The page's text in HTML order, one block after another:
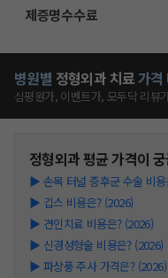
제증명수수료
병원별 정형외과 치료가격
심평원가, 이벤트가, 모두닥 리뷰
정형외과평균 가격이
▶ 손목 터널 증후군 수술 비
▶ 깁스 비용은? (2026)
▶ 견인치료 비용은? (2026)
▶ 신경성형술 비용은? (2026)
▶ 파상풍 주사 가격은? (2026)